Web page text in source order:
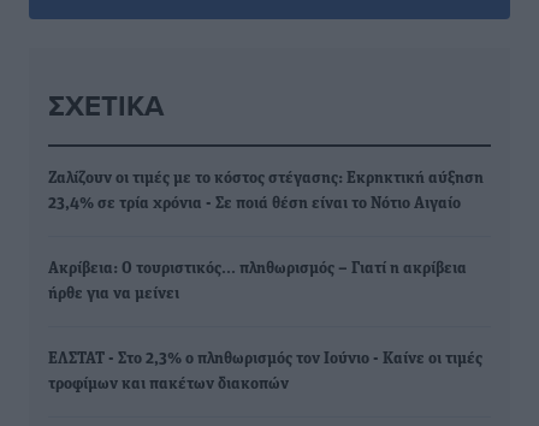
ΣΧΕΤΙΚΆ
Ζαλίζουν οι τιμές με το κόστος στέγασης: Εκρηκτική αύξηση
23,4% σε τρία χρόνια - Σε ποιά θέση είναι το Νότιο Αιγαίο
Ακρίβεια: Ο τουριστικός… πληθωρισμός – Γιατί η ακρίβεια
ήρθε για να μείνει
ΕΛΣΤΑΤ - Στο 2,3% ο πληθωρισμός τον Ιούνιο - Καίνε οι τιμές
τροφίμων και πακέτων διακοπών